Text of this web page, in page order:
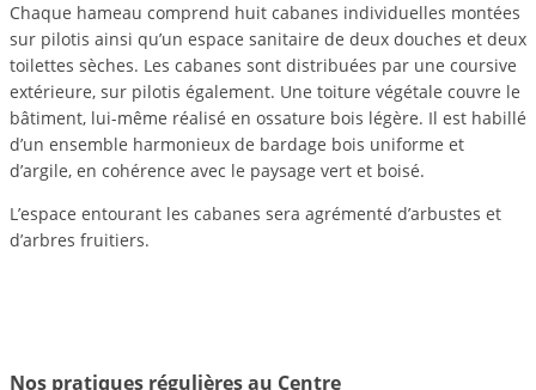
Chaque hameau comprend huit cabanes individuelles montées
sur pilotis ainsi qu’un espace sanitaire de deux douches et deux
toilettes sèches. Les cabanes sont distribuées par une coursive
extérieure, sur pilotis également. Une toiture végétale couvre le
bâtiment, lui-même réalisé en ossature bois légère. Il est habillé
d’un ensemble harmonieux de bardage bois uniforme et
d’argile, en cohérence avec le paysage vert et boisé.
L’espace entourant les cabanes sera agrémenté d’arbustes et
d’arbres fruitiers.
Nos pratiques régulières au Centre